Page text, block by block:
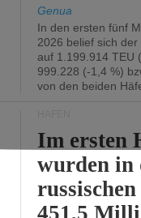
Genua
In den ersten fünf
2026 belief sich
auf 1.199.914 TEU
999.228 (-1,4 %)
von den beiden
Im ersten
wurden in
451,5